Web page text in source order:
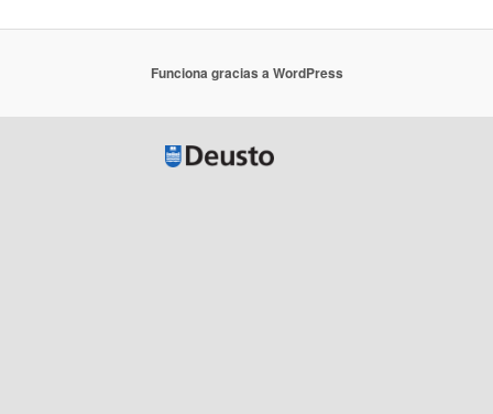
Funciona gracias a WordPress